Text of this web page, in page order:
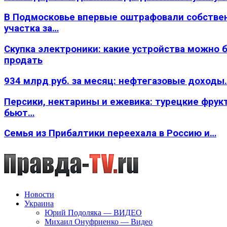
В Подмосковье впервые оштрафовали
участка за…
Скупка электроники: какие устройства можно
продать
934 млрд руб. за месяц: нефтегазовые
Персики, нектарины и ежевика: турецкие
бьют…
Семья из Прибалтики переехала в Россию и…
Новости
Украина
Юрий Подоляка — ВИДЕО
Михаил Онуфриенко — Видео